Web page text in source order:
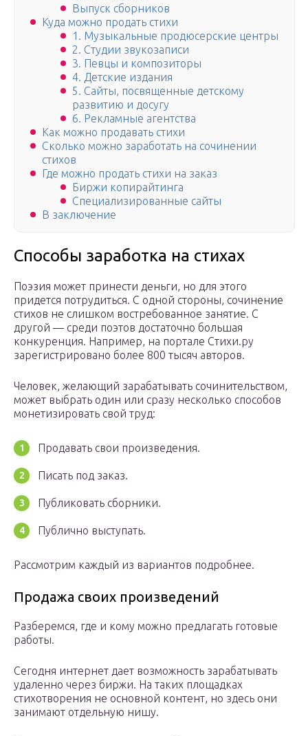
Выпуск сборников
Куда можно продать стихи
1. Музыкальные продюсерские центры
2. Студии звукозаписи
3. Певцы и композиторы
4. Детские издания
5. Сайты, посвященные детскому
развитию и досугу
6. Рекламные агентства
Как можно продавать стихи
Сколько можно заработать на сочинении
стихов
Где можно продать стихи на заказ
Биржи копирайтинга
Специализированные сайты
В заключение
Способы заработка на стихах
Поэзия может принести деньги, но для этого
придется потрудиться. С одной стороны, сочинение
стихов не слишком востребованное занятие. С
другой — среди поэтов достаточно большая
конкуренция. Например, на портале Стихи.ру
зарегистрировано более 800 тысяч авторов.
Человек, желающий зарабатывать сочинительством,
может выбрать один или сразу несколько способов
монетизировать свой труд:
Продавать свои произведения.
Писать под заказ.
Публиковать сборники.
Публично выступать.
Рассмотрим каждый из вариантов подробнее.
Продажа своих произведений
Разберемся, где и кому можно предлагать готовые
работы.
Сегодня интернет дает возможность зарабатывать
удаленно через биржи. На таких площадках
стихотворения не основной контент, но здесь они
занимают отдельную нишу.